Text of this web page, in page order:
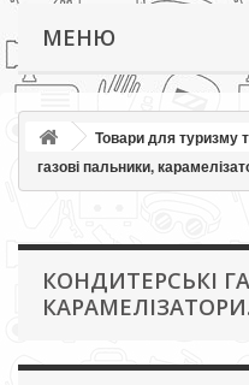
МЕНЮ
Товари для туризму
газові пальники,
КОНДИТЕРСЬКІ
КАРАМЕЛІЗАТОРИ.